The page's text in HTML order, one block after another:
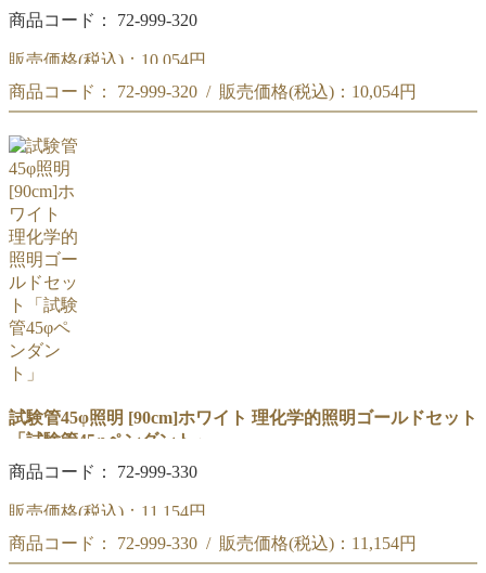
商品コード： 72-999-320
販売価格(税込)： 10,054円
50cm「試験管45φペンダント」ホワイト セット
理化学的照明ゴールド
商品コード： 72-999-320 / 販売価格(税込)： 10,054円
50cm「試験管45φペンダント」ホワイト セット
商品コード : 72-999-320
理化学的照明ゴールド
試験管45φ照明 [90cm]ホワイト 理化学的照明ゴールドセット
「試験管45φペンダント」
商品コード： 72-999-330
販売価格(税込)： 11,154円
90cm「試験管45φペンダント」ホワイト セット
商品コード： 72-999-330 / 販売価格(税込)： 11,154円